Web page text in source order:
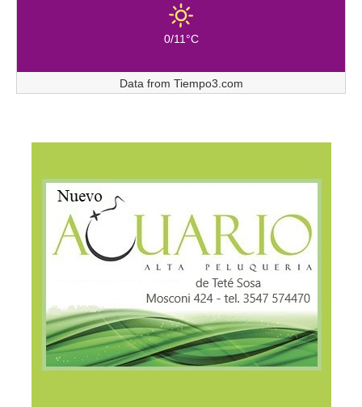
0/11°C
Data from Tiempo3.com